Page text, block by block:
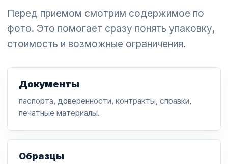
Перед приемом смотрим содержимое по
фото. Это помогает сразу понять упаковку,
стоимость и возможные ограничения.
Документы
паспорта, доверенности, контракты, справки,
печатные материалы.
Образцы